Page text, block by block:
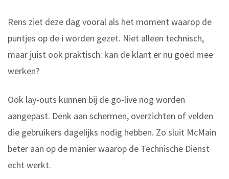
Rens ziet deze dag vooral als het moment waarop de
puntjes op de i worden gezet. Niet alleen technisch,
maar juist ook praktisch: kan de klant er nu goed mee
werken?
Ook lay-outs kunnen bij de go-live nog worden
aangepast. Denk aan schermen, overzichten of velden
die gebruikers dagelijks nodig hebben. Zo sluit McMain
beter aan op de manier waarop de Technische Dienst
echt werkt.